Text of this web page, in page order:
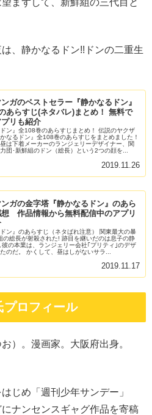
、静かなるドン!!ドンの二重生
ガのベストセラー『静かなるドン』
あらすじ(ネタバレ)まとめ！ 無料で
リも紹介
ドン』全108巻のあらすじまとめ！ 伝説のヤクザ
なるドン』全108巻のあらすじをまとめました！
は下着メーカーのランジェリーデザイナー、関
団･新鮮組のドン（総長）という2つの顔を...
2019.11.26
ガの金字塔『静かなるドン』のあら
作品情報から無料配信中のアプリ
ドン』のあらすじ（ネタばれ注意） 関東最大の暴
の総長が射殺された! 跡目を継いだのは息子の静
彼の本業は、ランジェリー会社｢プリティ｣のデザ
のだ。 かくして、昼はしがないサラ...
2019.11.17
プロフィール
）。漫画家。大阪府出身。
じめ「週刊少年サンデー」
にナンセンスギャグ作品を寄稿